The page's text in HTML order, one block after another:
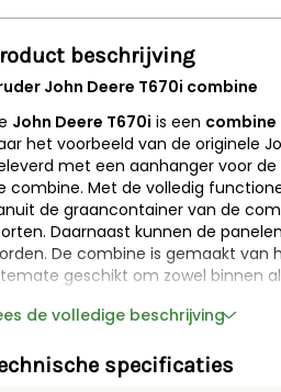
beschrijving
John Deere T670i combine
John Deere T670i is een combine
het voorbeeld van de originele
met een aanhanger voor
combine. Met de volledig
de graancontainer van de
Daarnaast kunnen de
De combine is gemaakt van
geschikt om zowel binnen
John Deere T670i combine
functionerende arm
de volledige beschrijving
specificaties